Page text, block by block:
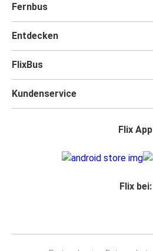
Fernbus
Entdecken
FlixBus
Kundenservice
Flix App
Flix bei: